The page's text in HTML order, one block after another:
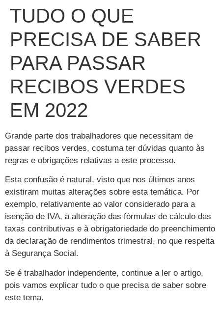
TUDO O QUE
PRECISA DE SABER
PARA PASSAR
RECIBOS VERDES
EM 2022
Grande parte dos trabalhadores que necessitam de
passar recibos verdes, costuma ter dúvidas quanto às
regras e obrigações relativas a este processo.
Esta confusão é natural, visto que nos últimos anos
existiram muitas alterações sobre esta temática. Por
exemplo, relativamente ao valor considerado para a
isenção de IVA, à alteração das fórmulas de cálculo das
taxas contributivas e à obrigatoriedade do preenchimento
da declaração de rendimentos trimestral, no que respeita
à Segurança Social.
Se é trabalhador independente, continue a ler o artigo,
pois vamos explicar tudo o que precisa de saber sobre
este tema.